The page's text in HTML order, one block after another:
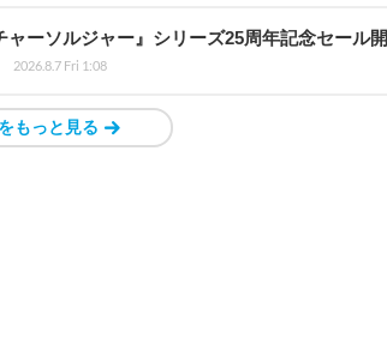
ーソルジャー』シリーズ25周年記念セール開
2026.8.7 Fri 1:08
もっと見る